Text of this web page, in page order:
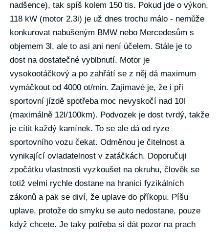
nadšence), tak spíš kolem 150 tis. Pokud jde o výkon,
118 kW (motor 2.3i) je už dnes trochu málo - nemůže
konkurovat nabušeným BMW nebo Mercedesům s
objemem 3l, ale to asi ani není účelem. Stále je to
dost na dostatečné vyblbnutí. Motor je
vysokootáčkový a po zahřátí se z něj dá maximum
vymáčkout od 4000 ot/min. Zajímavé je, že i při
sportovní jízdě spotřeba moc nevyskočí nad 10l
(maximálně 12l/100km). Podvozek je dost tvrdý, takže
je cítit každý kamínek. To se ale dá od ryze
sportovního vozu čekat. Odměnou je čitelnost a
vynikající ovladatelnost v zatáčkách. Doporučuji
zpočátku vlastnosti vyzkoušet na okruhu, člověk se
totiž velmi rychle dostane na hranici fyzikálních
zákonů a pak se diví, že uplave do příkopu. Píšu
uplave, protože do smyku se auto nedostane, pouze
když chcete. Je taky potřeba si dát pozor na prach